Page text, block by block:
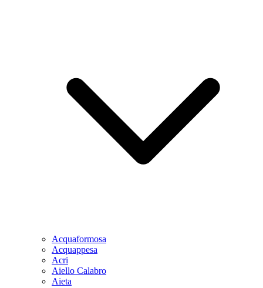
Acquaformosa
Acquappesa
Acri
Aiello Calabro
Aieta